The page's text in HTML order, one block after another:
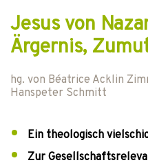
Jesus von
Ärgernis,
hg. von Béatrice Acklin
Hanspeter Schmitt
Ein theologisch
Zur